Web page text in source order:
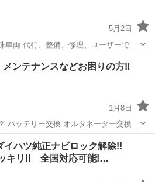
5月2日
両 代行、整備、修理、ユーザーで車
でも可能です。 提携しており
事故やぶつけてしまって傷や凹みが
と...
メンテナンスなどお困りの方‼️
1月8日
バッテリー交換 オルタネーター交換
名義変更、構造変更 などなど 相談か
させて頂きます ※金額はあくまで目安
車検 名義変更
イハツ純正ナビロック解除!!
キリ!! 全国対応可能!…